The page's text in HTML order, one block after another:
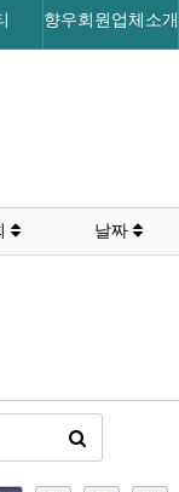
향우회원업체소개
날짜